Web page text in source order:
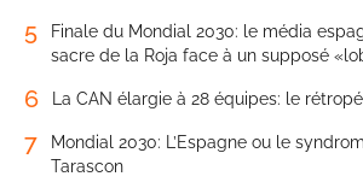
5
Finale du Mondial 2030: le média
sacre de la Roja face à un supposé
6 La CAN élargie à 28 équipes: le
7
Mondial 2030: L’Espagne ou le
Tarascon